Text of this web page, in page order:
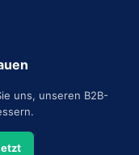
uns, unseren B2B-